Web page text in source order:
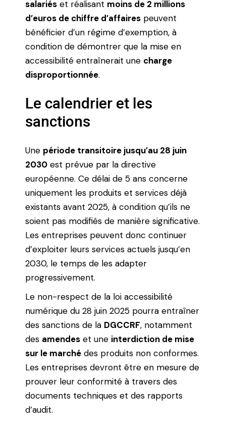
salariés et réalisant moins de 2 millions
d’euros de chiffre d’affaires peuvent
bénéficier d’un régime d’exemption, à
condition de démontrer que la mise en
accessibilité entraînerait une charge
disproportionnée.
Le calendrier et les
sanctions
Une période transitoire jusqu’au 28 juin
2030 est prévue par la directive
européenne. Ce délai de 5 ans concerne
uniquement les produits et services déjà
existants avant 2025, à condition qu’ils ne
soient pas modifiés de manière significative.
Les entreprises peuvent donc continuer
d’exploiter leurs services actuels jusqu’en
2030, le temps de les adapter
progressivement.
Le non-respect de la loi accessibilité
numérique du 28 juin 2025 pourra entraîner
des sanctions de la DGCCRF, notamment
des amendes et une interdiction de mise
sur le marché des produits non conformes.
Les entreprises devront être en mesure de
prouver leur conformité à travers des
documents techniques et des rapports
d’audit.